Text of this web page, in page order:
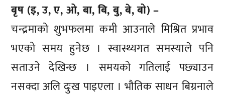
बृष (इ, उ, ए, ओ, बा, बि, बु, बे, बो) –
चन्द्रमाको शुभफलमा कमी आउनाले मिश्रित प्रभाव
भएको समय हुनेछ । स्वास्थ्यगत समस्याले पनि
सताउने देखिन्छ । समयको गतिलाई पछ्याउन
नसक्दा अलि दुःख पाइएला । भौतिक साधन बिग्रनाले